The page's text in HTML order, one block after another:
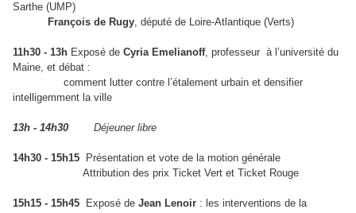
Sarthe (UMP)
François de Rugy, député de Loire-Atlantique (Verts)
11h30 - 13h Exposé de Cyria Emelianoff, professeur à l’université du
Maine, et débat :
comment lutter contre l’étalement urbain et densifier
intelligemment la ville
13h - 14h30 Déjeuner libre
14h30 - 15h15 Présentation et vote de la motion générale
Attribution des prix Ticket Vert et Ticket Rouge
15h15 - 15h45 Exposé de Jean Lenoir : les interventions de la